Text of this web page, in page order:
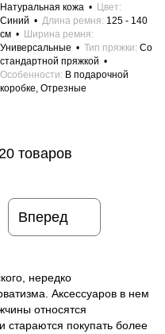
Натуральная кожа
Цвет
Синий
Длина ремня 125 - 140
см
Ширина ремня
Универсальные
Тип пряжки Со
стандартной пряжкой
Особенности
В подарочной
коробке, Отрезные
товаров
Вперед
нередко
Аксессуаров в нем
относятся
стараются покупать более